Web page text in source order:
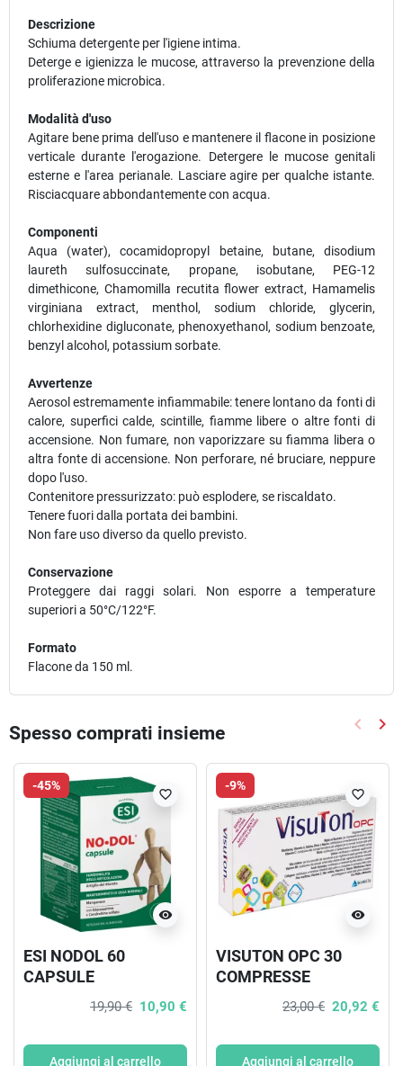
Descrizione
Schiuma detergente per l'igiene intima.
Deterge e igienizza le mucose, attraverso la prevenzione della
proliferazione microbica.
Modalità d'uso
Agitare bene prima dell'uso e mantenere il flacone in posizione
verticale durante l'erogazione. Detergere le mucose genitali
esterne e l'area perianale. Lasciare agire per qualche istante.
Risciacquare abbondantemente con acqua.
Componenti
Aqua (water), cocamidopropyl betaine, butane, disodium
laureth sulfosuccinate, propane, isobutane, PEG-12
dimethicone, Chamomilla recutita flower extract, Hamamelis
virginiana extract, menthol, sodium chloride, glycerin,
chlorhexidine digluconate, phenoxyethanol, sodium benzoate,
benzyl alcohol, potassium sorbate.
Avvertenze
Aerosol estremamente infiammabile: tenere lontano da fonti di
calore, superfici calde, scintille, fiamme libere o altre fonti di
accensione. Non fumare, non vaporizzare su fiamma libera o
altra fonte di accensione. Non perforare, né bruciare, neppure
dopo l'uso.
Contenitore pressurizzato: può esplodere, se riscaldato.
Tenere fuori dalla portata dei bambini.
Non fare uso diverso da quello previsto.
Conservazione
Proteggere dai raggi solari. Non esporre a temperature
superiori a 50°C/122°F.
Formato
Flacone da 150 ml.
Spesso comprati insieme keyboard_arrow_left keyboard_arrow_right
-45%
visibility
favorite_border
ESI NODOL 60
CAPSULE
19,90 € 10,90 €
Aggiungi al carrello
-9%
visibility
favorite_border
VISUTON OPC 30
COMPRESSE
23,00 € 20,92 €
Aggiungi al carrello